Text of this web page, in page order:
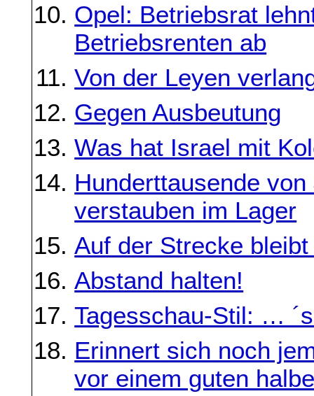
Opel: Betriebsrat
Betriebsrenten ab
Von der Leyen
Gegen Ausbeutung
Was hat Israel mit
Hunderttausende
verstauben im Lager
Auf der Strecke
Abstand halten!
Tagesschau-Stil: …
Erinnert sich noch
vor einem guten